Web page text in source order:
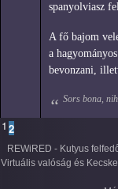
spanyolviasz
A fő bajom
a
bevonzani,
Sors bona,
1 2
REWiRED - Kutyus
Virtuális valóság és